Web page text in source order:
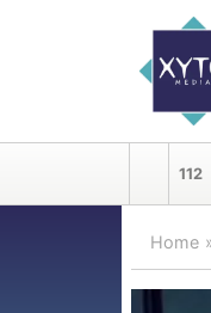
112
Home